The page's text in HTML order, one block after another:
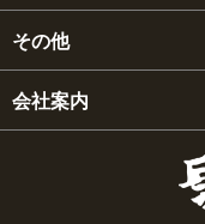
その他
会社案内